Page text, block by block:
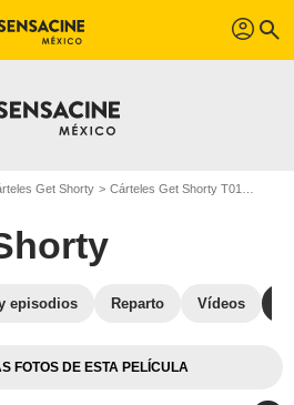
profil search
Get Shorty Cárteles Get Shorty T01
episodios Reparto Vídeos
FOTOS DE ESTA PELÍCULA